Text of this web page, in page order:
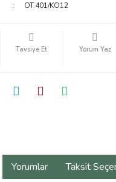
OT.401/KO12
Tavsiye Et Yorum Yaz
Yorumlar Taksit